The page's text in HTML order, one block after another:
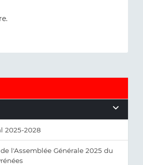
2025-2028
l'Assemblée Générale 2025 du